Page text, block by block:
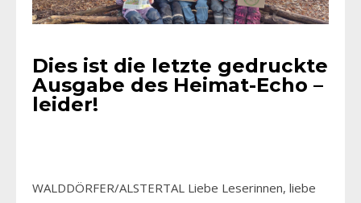
Dies ist die letzte gedruckte
Ausgabe des Heimat-Echo –
leider!
WALDDÖRFER/ALSTERTAL Liebe Leserinnen, liebe